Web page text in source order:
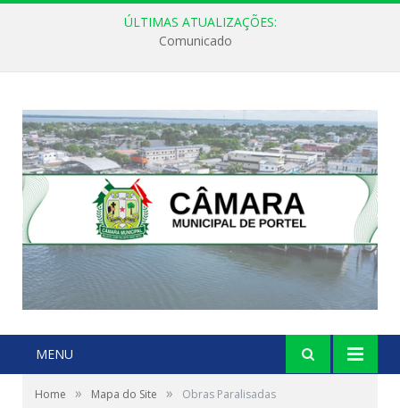
ÚLTIMAS ATUALIZAÇÕES:
Comunicado
MENU
Home » Mapa do Site » Obras Paralisadas